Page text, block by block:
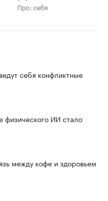
Про: себя
себя конфликтные
физического ИИ стало
между кофе и здоровьем